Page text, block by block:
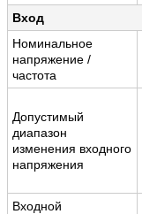
Вход
Номинальное
напряжение /
частота
Допустимый
диапазон
изменения входного
напряжения
Входной